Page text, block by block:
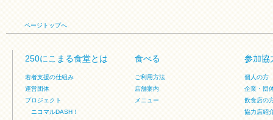
ページトップへ
250にこまる食堂とは
若者支援の仕組み
運営団体
プロジェクト
ニコマルDASH！
食べる
ご利用方法
店舗案内
メニュー
参加協
個人の方
企業・団
飲食店の
協力店紹